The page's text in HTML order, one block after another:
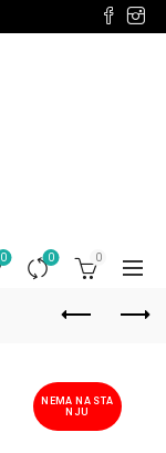
0 0 0
NEMA NA STA
NJU